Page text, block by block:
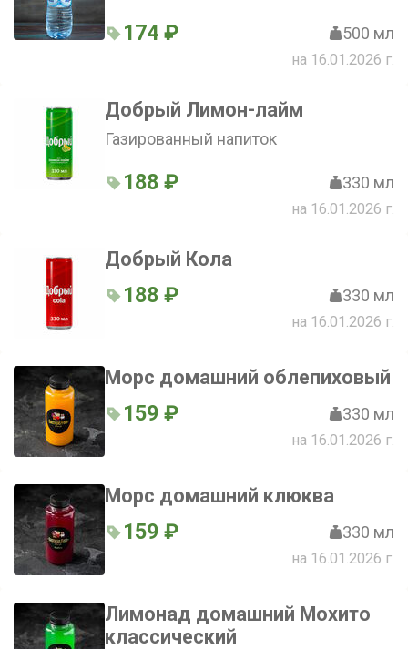
174 ₽ 500 мл
на 16.01.2026 г.
Добрый Лимон-лайм
Газированный напиток
188 ₽ 330 мл
на 16.01.2026 г.
Добрый Кола
188 ₽ 330 мл
на 16.01.2026 г.
Морс домашний облепиховый
159 ₽ 330 мл
на 16.01.2026 г.
Морс домашний клюква
159 ₽ 330 мл
на 16.01.2026 г.
Лимонад домашний Мохито
классический